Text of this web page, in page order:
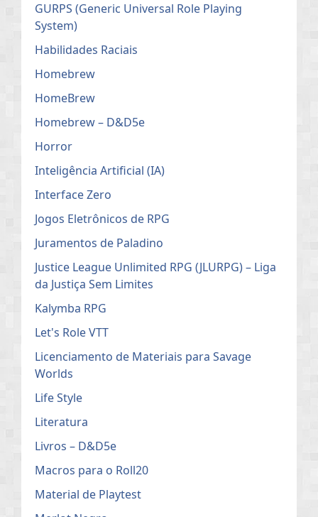
GURPS (Generic Universal Role Playing
System)
Habilidades Raciais
Homebrew
HomeBrew
Homebrew – D&D5e
Horror
Inteligência Artificial (IA)
Interface Zero
Jogos Eletrônicos de RPG
Juramentos de Paladino
Justice League Unlimited RPG (JLURPG) – Liga
da Justiça Sem Limites
Kalymba RPG
Let's Role VTT
Licenciamento de Materiais para Savage
Worlds
Life Style
Literatura
Livros – D&D5e
Macros para o Roll20
Material de Playtest